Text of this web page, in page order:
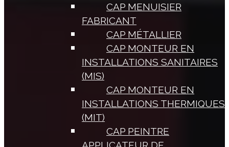
CAP MENUISIER
FABRICANT
CAP MÉTALLIER
CAP MONTEUR EN
INSTALLATIONS SANITAIRES
(MIS)
CAP MONTEUR EN
INSTALLATIONS THERMIQUES
(MIT)
CAP PEINTRE
APPLICATEUR DE